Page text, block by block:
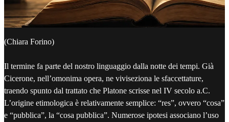
(Chiara Forino)
Il termine fa parte del nostro linguaggio dalla notte dei tempi. Già
Cicerone, nell’omonima opera, ne viviseziona le sfaccettature,
traendo spunto dal trattato che Platone scrisse nel IV secolo a.C.
L’origine etimologica è relativamente semplice: “res”, ovvero “cosa”
e “pubblica”, la “cosa pubblica”. Numerose ipotesi associano l’uso